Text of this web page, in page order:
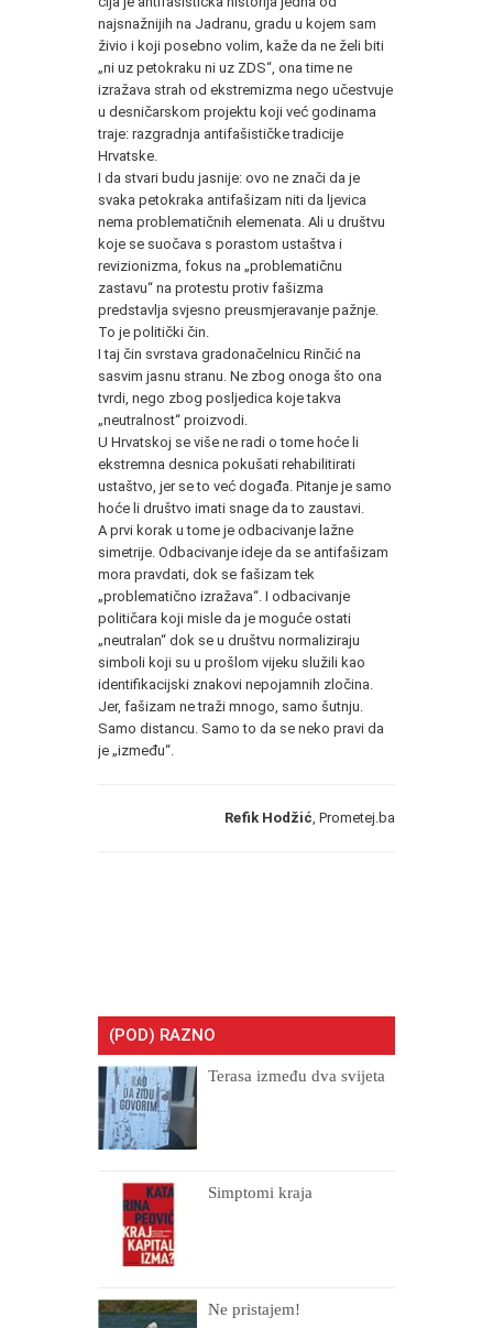
najsnažnijih na Jadranu, gradu u kojem sam
živio i koji posebno volim, kaže da ne želi biti
„ni uz petokraku ni uz ZDS“, ona time ne
izražava strah od ekstremizma nego učestvuje
u desničarskom projektu koji već godinama
traje: razgradnja antifašističke tradicije
Hrvatske.
I da stvari budu jasnije: ovo ne znači da je
svaka petokraka antifašizam niti da ljevica
nema problematičnih elemenata. Ali u društvu
koje se suočava s porastom ustaštva i
revizionizma, fokus na „problematičnu
zastavu“ na protestu protiv fašizma
predstavlja svjesno preusmjeravanje pažnje.
To je politički čin.
I taj čin svrstava gradonačelnicu Rinčić na
sasvim jasnu stranu. Ne zbog onoga što ona
tvrdi, nego zbog posljedica koje takva
„neutralnost“ proizvodi.
U Hrvatskoj se više ne radi o tome hoće li
ekstremna desnica pokušati rehabilitirati
ustaštvo, jer se to već događa. Pitanje je samo
hoće li društvo imati snage da to zaustavi.
A prvi korak u tome je odbacivanje lažne
simetrije. Odbacivanje ideje da se antifašizam
mora pravdati, dok se fašizam tek
„problematično izražava“. I odbacivanje
političara koji misle da je moguće ostati
„neutralan“ dok se u društvu normaliziraju
simboli koji su u prošlom vijeku služili kao
identifikacijski znakovi nepojamnih zločina.
Jer, fašizam ne traži mnogo, samo šutnju.
Samo distancu. Samo to da se neko pravi da
je „između“.
Refik Hodžić , Prometej.ba
(POD) RAZNO
Terasa između dva svijeta
Simptomi kraja
Ne pristajem!